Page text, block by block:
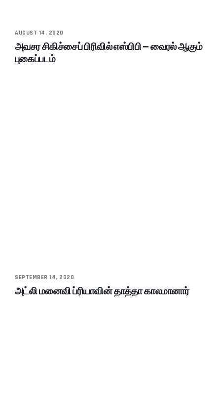
AUGUST 14, 2020
அவசர சிகிச்சைப் பிரிவில் எஸ்பிபி – வைரல் ஆகும்
புகைப்படம்
SEPTEMBER 14, 2020
அட்லி மனைவி ப்ரியாவின் தாத்தா காலமானார்